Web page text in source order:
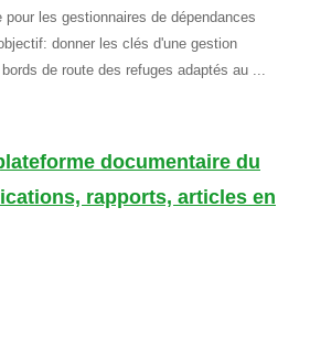
pour les gestionnaires de dépendances
donner les clés d'une gestion
de route des refuges adaptés au ...
documentaire du
rapports, articles en